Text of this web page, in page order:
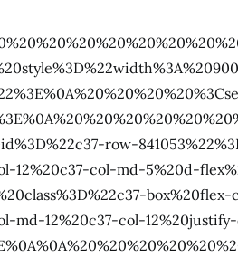
original%3D%22false%22%20data-c37-type%3D%22paragraph%22%20class%3D%22c37-lp-element%20c37-item-element%20ui-draggable-handle%22%20id%3D%22c37-paragraph-510209%22%3E%0A%20%20%20%20%3Cdiv%20class%3D%22c37-text-content%22%3E%3Cp%20style%3D%22text-align%3Acenter%22%3E%3Cspan%20style%3D%22font-size%3A20px%22%3E%3Cspan%20style%3D%22font-family%3AMontserrat%22%3EW%C3%BCnschen%20Sie%20mehr%20Informationen%20%C3%BCber%3Cbr%3E%0Aunsichtbare%20Zahnspangen%20von%26nbsp%3B%3C%2Fspan%3E%3Cbr%3E%0A%3Cspan%20style%3D%22color%3A%23ff0000%22%3E%3Cspan%20style%3D%22font-family%3AMontserrat%22%3Eder%20KFO%20Praxis%20Doktor%20Zahnspange%26nbsp%3B%3Cbr%3E%0Aaus%20Hilden%3C%2Fspan%3E%3C%2Fspan%3E%3Cspan%20style%3D%22font-family%3AMontserrat%22%3E%3F%3C%2Fspan%3E%3C%2Fspan%3E%3C%2Fp%3E%3C%2Fdiv%3E%0A%0A%20%20%20%20%0A%0A%20%20%20%20%0A%0A%20%20%20%20%0A%0A%20%20%20%20%0A%0A%20%20%20%20%0A%0A%20%20%20%20%0A%0A%20%20%20%20%0A%0A%20%20%20%20%0A%0A%20%20%20%20%0A%0A%20%20%20%20%0A%0A%20%20%20%20%0A%0A%20%20%20%20%0A%0A%20%20%20%20%0A%0A%20%20%20%20%0A%0A%20%20%20%20%0A%0A%20%20%20%20%0A%0A%20%20%20%20%0A%0A%20%20%20%20%0A%0A%20%20%20%20%0A%0A%20%20%20%20%0A%0A%20%20%20%20%0A%0A%20%20%20%20%0A%0A%20%20%20%20%0A%0A%20%20%20%20%0A%0A%20%20%20%20%0A%0A%20%20%20%20%0A%0A%20%20%20%20%0A%0A%20%20%20%20%0A%3C%2Fdiv%3E%3Cdiv%20data-original%3D%22false%22%20data-c37-type%3D%22paragraph%22%20class%3D%22c37-lp-element%20c37-item-element%20ui-draggable-handle%22%20id%3D%22c37-paragraph-657935%22%3E%0A%20%20%20%20%3Cdiv%20class%3D%22c37-text-content%22%3E%3Ch1%20style%3D%22text-align%3Acenter%22%3E%3Cspan%20style%3D%22font-size%3A26px%22%3E%3Cspan%20style%3D%22font-family%3AShadows%20Into%20Light%22%3ENie%20war%20eine%20Zahnkorrektur%20attraktiver%3C%2Fspan%3E%3C%2Fspan%3E%3C%2Fh1%3E%3C%2Fdiv%3E%0A%0A%20%20%20%20%0A%0A%20%20%20%20%0A%0A%20%20%20%20%0A%0A%20%20%20%20%0A%0A%20%20%20%20%0A%0A%20%20%20%20%0A%0A%20%20%20%20%0A%0A%20%20%20%20%0A%0A%20%20%20%20%0A%0A%20%20%20%20%0A%0A%20%20%20%20%0A%0A%20%20%20%20%0A%3C%2Fdiv%3E%3Cdiv%20data-original%3D%22false%22%20data-c37-type%3D%22paragraph%22%20class%3D%22c37-lp-element%20c37-item-element%20ui-draggable-handle%22%20id%3D%22c37-paragraph-303183%22%3E%0A%20%20%20%20%3Cdiv%20class%3D%22c37-text-content%22%3E%3Cp%3E%3Cbr%3E%0A%3Cspan%20style%3D%22font-family%3AMontserrat%22%3E-%20ideal%20f%C3%BCr%20die%20%C3%A4sthetische%20Korrektur%20von%20Fehlstellungen%3C%2Fspan%3E%3Cbr%3E%0A%3Cspan%20style%3D%22font-family%3AMontserrat%22%3E-%20keine%20Klammern%3C%2Fspan%3E%3Cbr%3E%0A%3Cspan%20style%3D%22font-family%3AMontserrat%22%3E-